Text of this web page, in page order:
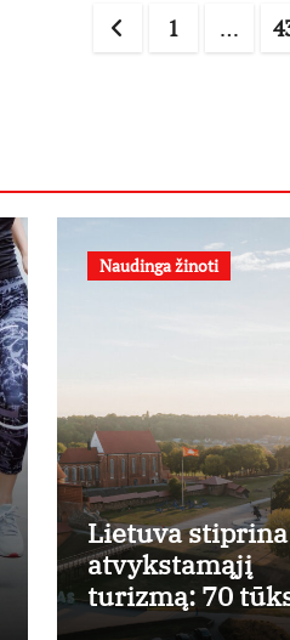
Įrašų
1 …
Naudinga žinoti
Lietuva stiprina
atvykstamąjį
turizmą: 70
eurų investicijų